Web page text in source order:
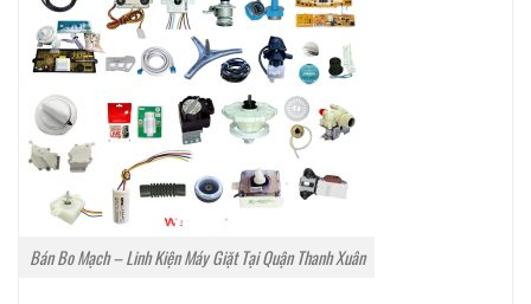
Bán Bo Mạch – Linh Kiện Máy Giặt Tại Quận Thanh Xuân